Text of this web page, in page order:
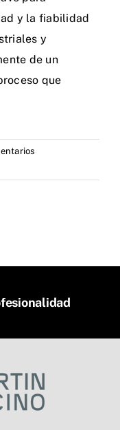
y la fiabilidad
y
de un
que